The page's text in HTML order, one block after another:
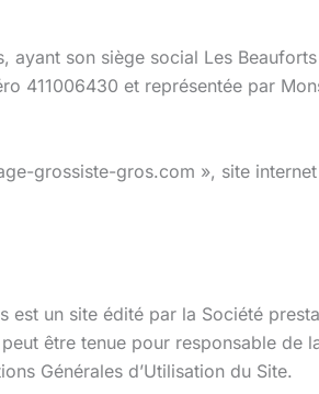
ayant son siège social Les
411006430 et représentée par
grossiste-gros.com », site internet
un site édité par la Société
être tenue pour responsable de
Générales d’Utilisation du Site.